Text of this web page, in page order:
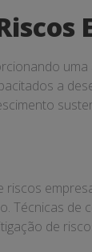
a
Técnicas de
de